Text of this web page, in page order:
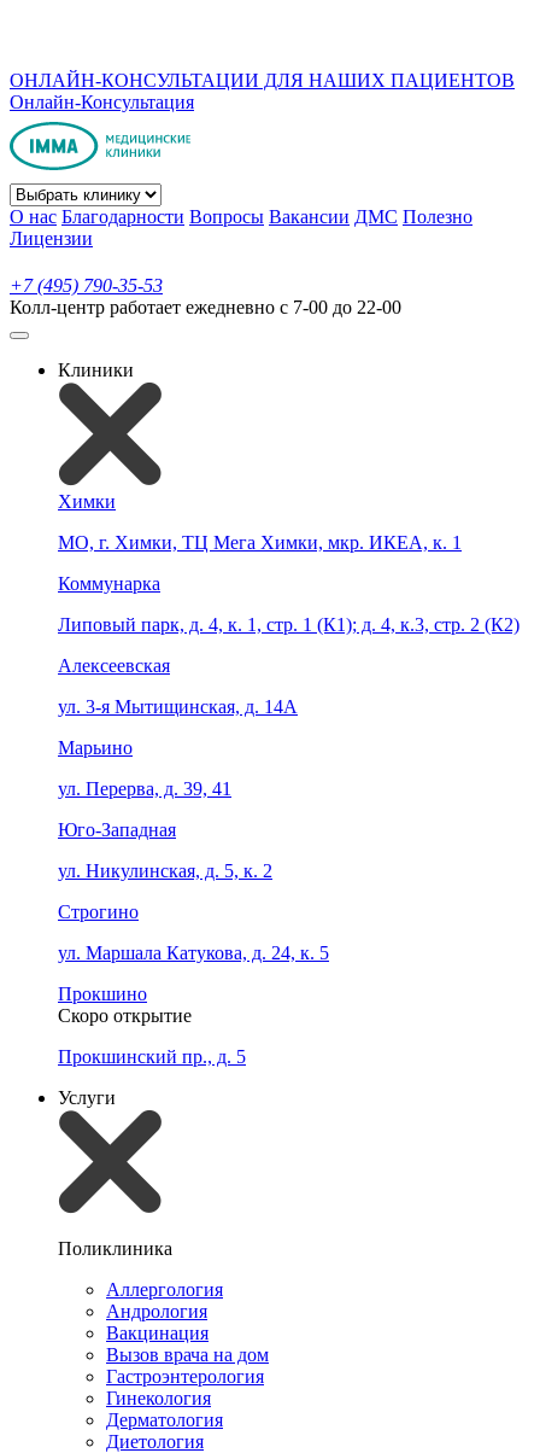
ОНЛАЙН-КОНСУЛЬТАЦИИ ДЛЯ НАШИХ ПАЦИЕНТОВ
Онлайн-Консультация
О нас Благодарности Вопросы Вакансии ДМС Полезно
Лицензии
+7 (495) 790-35-53
Колл-центр работает ежедневно с 7-00 до 22-00
Клиники
Химки
МО, г. Химки, ТЦ Мега Химки, мкр. ИКЕА, к. 1
Коммунарка
Липовый парк, д. 4, к. 1, стр. 1 (К1); д. 4, к.3, стр. 2 (К2)
Алексеевская
ул. 3-я Мытищинская, д. 14А
Марьино
ул. Перерва, д. 39, 41
Юго-Западная
ул. Никулинская, д. 5, к. 2
Строгино
ул. Маршала Катукова, д. 24, к. 5
Прокшино
Скоро открытие
Прокшинский пр., д. 5
Услуги
Поликлиника
Аллергология
Андрология
Вакцинация
Вызов врача на дом
Гастроэнтерология
Гинекология
Дерматология
Диетология